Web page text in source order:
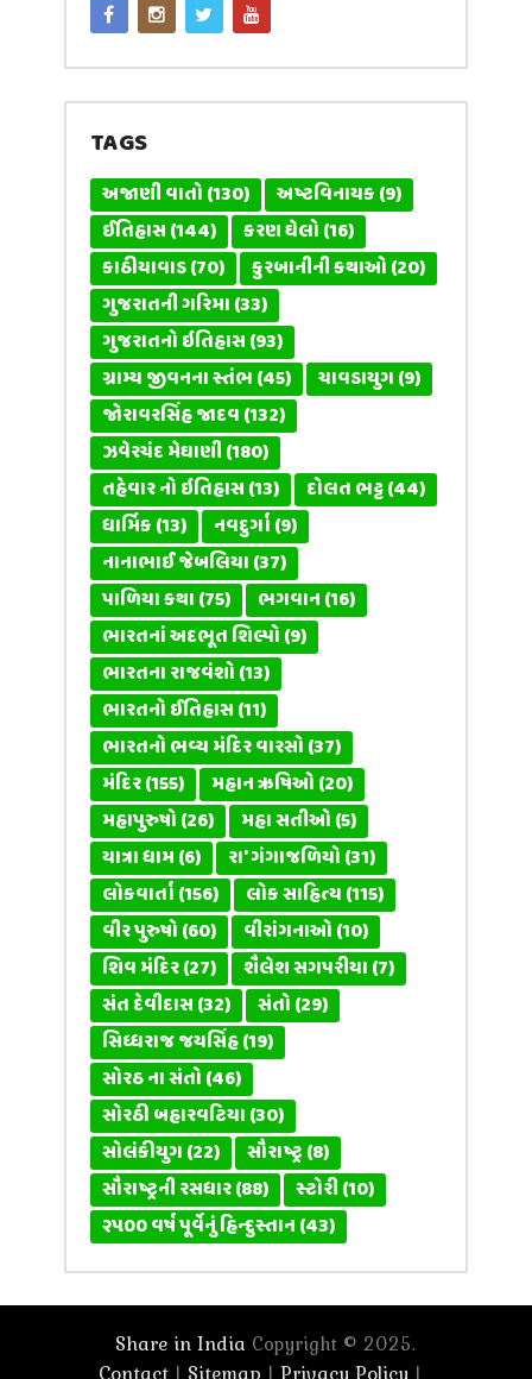
TAGS
અજાણી વાતો(130) અષ્ટવિનાયક(9)
ઈતિહાસ(144) કરણ ઘેલો(16)
કાઠીયાવાડ(70) કુરબાનીની કથાઓ(20)
ગુજરાતની ગરિમા(33)
ગુજરાતનો ઇતિહાસ(93)
ગ્રામ્ય જીવનના સ્તંભ(45) ચાવડાયુગ(9)
જોરાવરસિંહ જાદવ(132)
ઝવેરચંદ મેઘાણી(180)
તહેવાર નો ઇતિહાસ(13) દોલત ભટ્ટ(44)
ધાર્મિક(13) નવદુર્ગા(9)
નાનાભાઈ જેબલિયા(37)
પાળિયા કથા(75) ભગવાન(16)
ભારતનાં અદભૂત શિલ્પો(9)
ભારતના રાજવંશો(13)
ભારતનો ઈતિહાસ(11)
ભારતનો ભવ્ય મંદિર વારસો(37)
મંદિર(155) મહાન ઋષિઓ(20)
મહાપુરુષો(26) મહા સતીઓ(5)
યાત્રા ધામ(6) રા' ગંગાજળિયો(31)
લોકવાર્તા(156) લોક સાહિત્ય(115)
વીર પુરુષો(60) વીરાંગનાઓ(10)
શિવ મંદિર(27) શૈલેશ સગપરીયા(7)
સંત દેવીદાસ(32) સંતો(29)
સિધ્ધરાજ જયસિંહ(19)
સોરઠ ના સંતો(46)
સોરઠી બહારવટિયા(30)
સોલંકીયુગ(22) સૌરાષ્ટ્ર(8)
સૌરાષ્ટ્રની રસધાર(88) સ્ટોરી(10)
૨૫૦૦ વર્ષ પૂર્વેનું હિન્દુસ્તાન(43)
Share in India Copyright © 2025.
| | |